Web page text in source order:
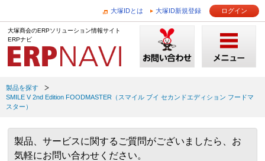
大塚IDとは 大塚ID新規登録 ログイン
大塚商会のERPソリューション情報サイト
ERPナビ
製品を探す
SMILE V 2nd Edition FOODMASTER（スマイル ブイ セカンドエディション フードマ
スター）
製品、サービスに関するご質問がございましたら、お
気軽にお問い合わせください。